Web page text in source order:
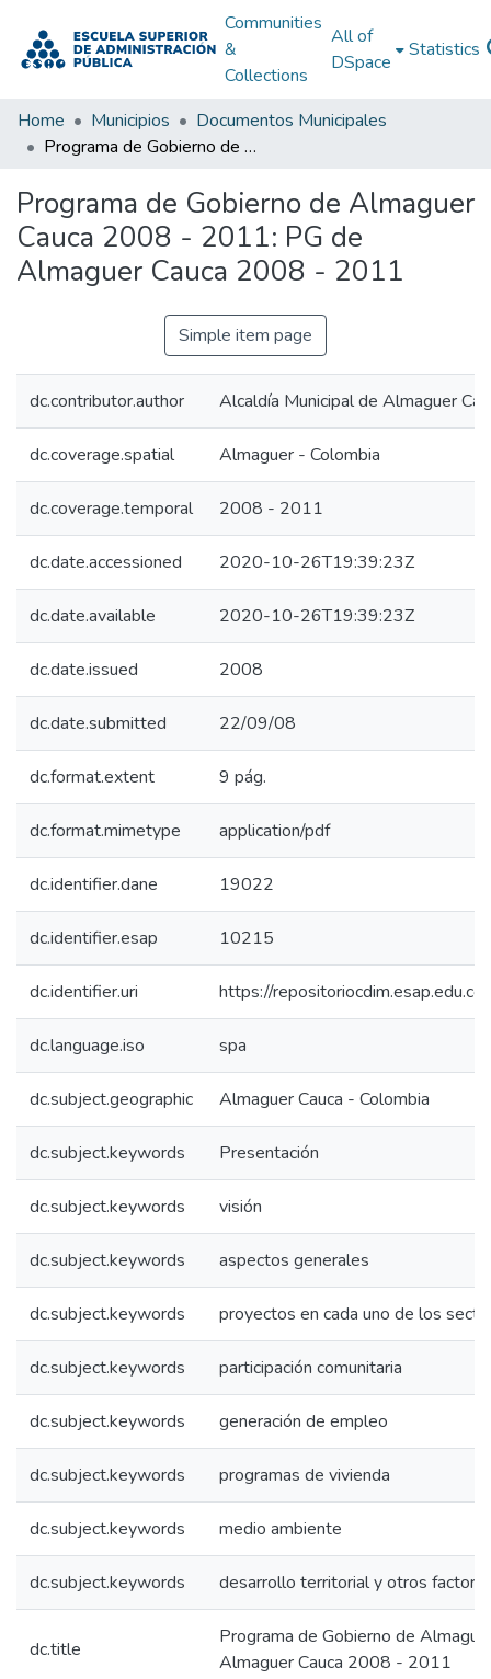
Communities
&
Collections
All of
DSpace
Statistics
Home Municipios
Documentos Municipales
Programa de Gobierno de Almaguer Cauca 2008 - 2011: PG de Almaguer Cauca 2008 - 2011
Programa de Gobierno de Almaguer
Cauca 2008 - 2011: PG de
Almaguer Cauca 2008 - 2011
Simple item page
dc.contributor.author Alcaldía Municipal de Almaguer
dc.coverage.spatial Almaguer - Colombia
dc.coverage.temporal 2008 - 2011
dc.date.accessioned 2020-10-26T19:39:23Z
dc.date.available 2020-10-26T19:39:23Z
dc.date.issued 2008
dc.date.submitted 22/09/08
dc.format.extent 9 pág.
dc.format.mimetype application/pdf
dc.identifier.dane 19022
dc.identifier.esap 10215
dc.identifier.uri https://
dc.language.iso spa
dc.subject.geographic Almaguer Cauca - Colombia
dc.subject.keywords Presentación
dc.subject.keywords visión
dc.subject.keywords aspectos generales
dc.subject.keywords proyectos en cada uno de los
dc.subject.keywords participación comunitaria
dc.subject.keywords generación de empleo
dc.subject.keywords programas de vivienda
dc.subject.keywords medio ambiente
dc.subject.keywords desarrollo territorial y otros
dc.title
Programa de Gobierno de
Almaguer Cauca 2008 - 2011